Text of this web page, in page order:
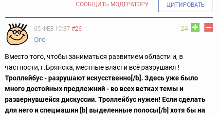
СООБЩИТЬ МОДЕРАТОРУ ЦИТИРОВАТЬ
24
05 ФЕВ 10:37 #26
Ого
Вместо того, чтобы заниматься развитием области и, в
частности, г.Брянска, местные власти всё разрушают!
Троллейбус - разрушают искусственно[/b]. Здесь уже было
много достойных предлежний - во всех ветках темы и
развернувшейся дискуссии. Троллейбус нужен! Если сделать
для него и спецмашин [b] выделенные полосы[/b] хотя бы на